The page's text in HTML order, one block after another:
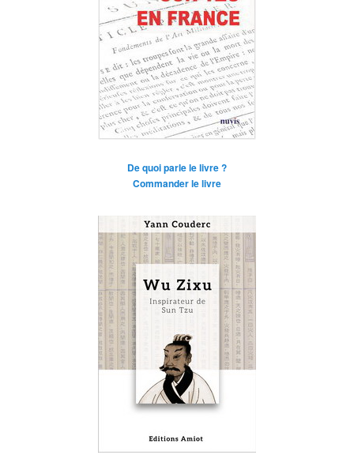
De quoi parle le livre ?
Commander le livre